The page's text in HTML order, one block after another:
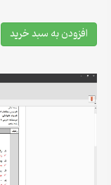
افزودن به سبد خرید